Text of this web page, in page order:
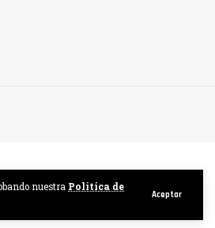
nuestra Politica de
Aceptar